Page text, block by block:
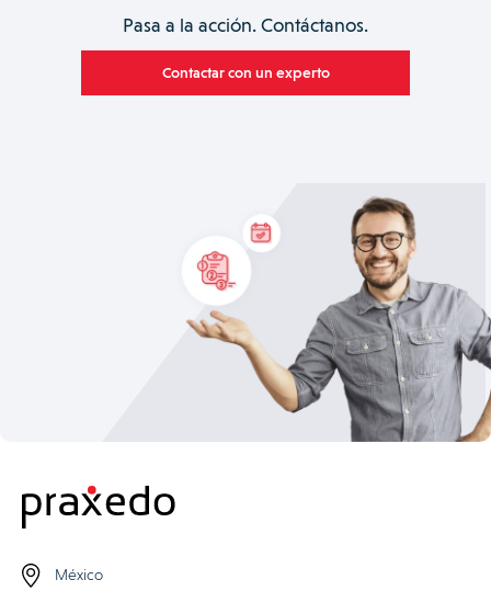
Pasa a la acción. Contáctanos.
Contactar con un experto
México